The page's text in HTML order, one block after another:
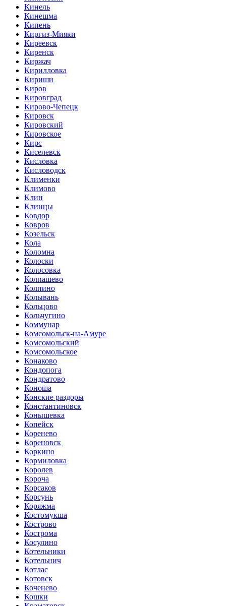
Кинель
Кинешма
Кипень
Киргиз-Мияки
Киреевск
Киренск
Киржач
Кирилловка
Кириши
Киров
Кировград
Кирово-Чепецк
Кировск
Кировский
Кировское
Кирс
Киселевск
Кисловка
Кисловодск
Клименки
Климово
Клин
Клинцы
Ковдор
Ковров
Козельск
Кола
Коломна
Колоски
Колосовка
Колпашево
Колпино
Колывань
Кольцово
Кольчугино
Коммунар
Комсомольск-на-Амуре
Комсомольский
Комсомольское
Конаково
Кондопога
Кондратово
Коноша
Конские раздоры
Константиновск
Конышевка
Копейск
Коренево
Кореновск
Коркино
Кормиловка
Королев
Короча
Корсаков
Корсунь
Коряжма
Костомукша
Кострово
Кострома
Косулино
Котельники
Котельнич
Котлас
Котовск
Коченево
Кошки